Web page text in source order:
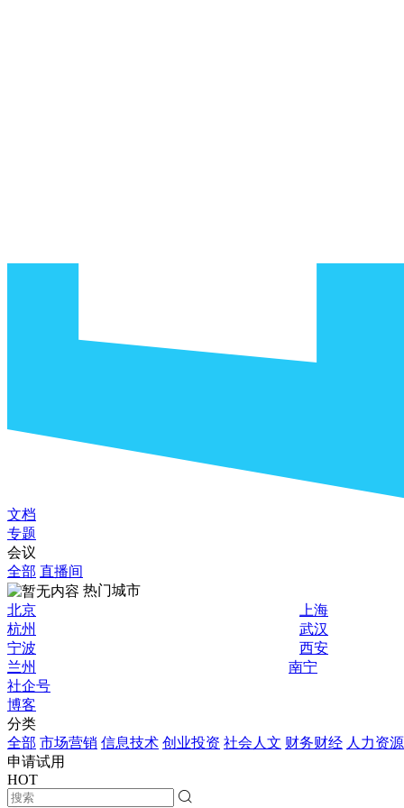
文档
专题
会议
全部 直播间
热门城市
北京
上海
杭州
武汉
宁波
西安
兰州
南宁
社企号
博客
分类
全部 市场营销 信息技术 创业投资 社会人文 财务财经 人力资源
申请试用
HOT